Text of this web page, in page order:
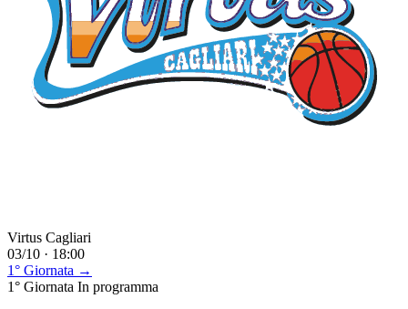
Virtus Cagliari
03/10 · 18:00
1° Giornata →
1° Giornata In programma